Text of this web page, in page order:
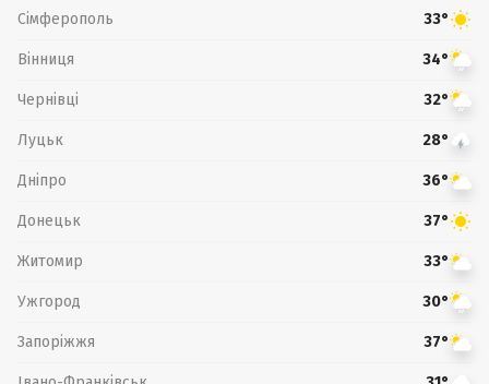
Сімферополь 33°
Вінниця 34°
Чернівці 32°
Луцьк 28°
Дніпро 36°
Донецьк 37°
Житомир 33°
Ужгород 30°
Запоріжжя 37°